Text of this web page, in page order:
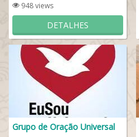
948 views
DETALHES
Grupo de Oração Universal